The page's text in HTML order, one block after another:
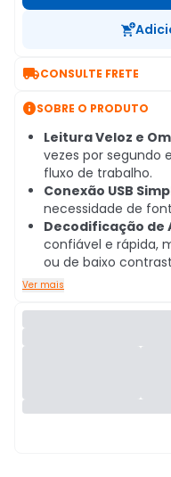
CONSULTE FRETE
SOBRE O PRODUTO
Leitura Veloz e
vezes por segundo
fluxo de trabalho.
Conexão USB
necessidade de
Decodificação de
confiável e rápida,
ou de baixo
Ver mais